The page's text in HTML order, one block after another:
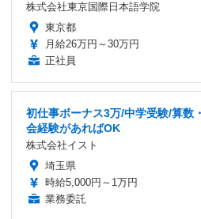
株式会社東京国際日本語学院
東京都
月給26万円～30万円
正社員
初仕事ボーナス3万/中学受験/算数
会経験があればOK
株式会社イスト
埼玉県
時給5,000円～1万円
業務委託